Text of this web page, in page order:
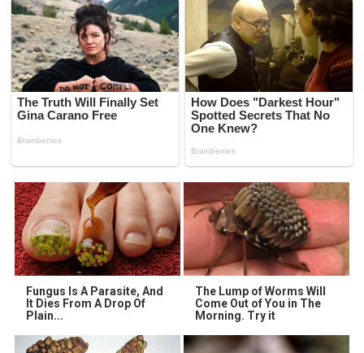
Fungus Is A Parasite, And
It Dies From A Drop Of
Plain...
The Lump of Worms Will
Come Out of You in The
Morning. Try it